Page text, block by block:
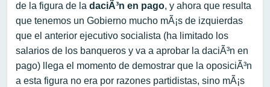
de la figura de la daciÃ³n en pago, y ahora que resulta
que tenemos un Gobierno mucho mÃ¡s de izquierdas
que el anterior ejecutivo socialista (ha limitado los
salarios de los banqueros y va a aprobar la daciÃ³n en
pago) llega el momento de demostrar que la oposiciÃ³n
a esta figura no era por razones partidistas, sino mÃ¡s